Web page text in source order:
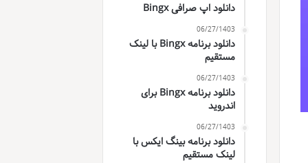
دانلود اپ صرافی Bingx
06/27/1403
دانلود برنامه Bingx با لینک
مستقیم
06/27/1403
دانلود برنامه Bingx برای
اندروید
06/27/1403
دانلود برنامه بینگ ایکس با
لینک مستقیم